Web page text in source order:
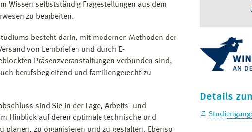
Wissen selbstständig Fragestellungen aus dem
zu bearbeiten.
besteht darin, mit modernen Methoden der
von Lehrbriefen und durch E-
Präsenzveranstaltungen verbunden sind,
berufsbegleitend und familiengerecht zu
sind Sie in der Lage, Arbeits- und
Hinblick auf deren optimale technische und
planen, zu organisieren und zu gestalten. Ebenso
Details